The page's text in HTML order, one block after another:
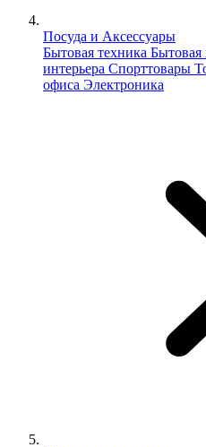
Посуда и Аксессуары
Бытовая техника Бытовая
интерьера Спорттовары
офиса Электроника